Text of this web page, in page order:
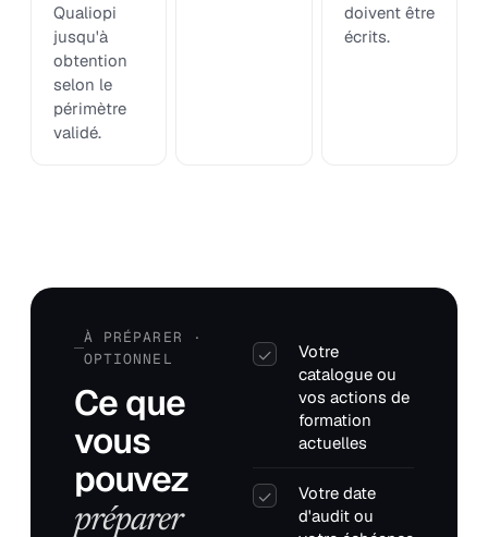
Qualiopi
jusqu'à
obtention
selon le
périmètre
validé.
doivent être
écrits.
À PRÉPARER ·
OPTIONNEL
Ce que
vous
pouvez
préparer
✓
Votre
catalogue ou
vos actions de
formation
actuelles
✓
Votre date
d'audit ou